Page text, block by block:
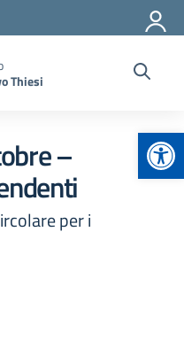
Thiesi
–
per i